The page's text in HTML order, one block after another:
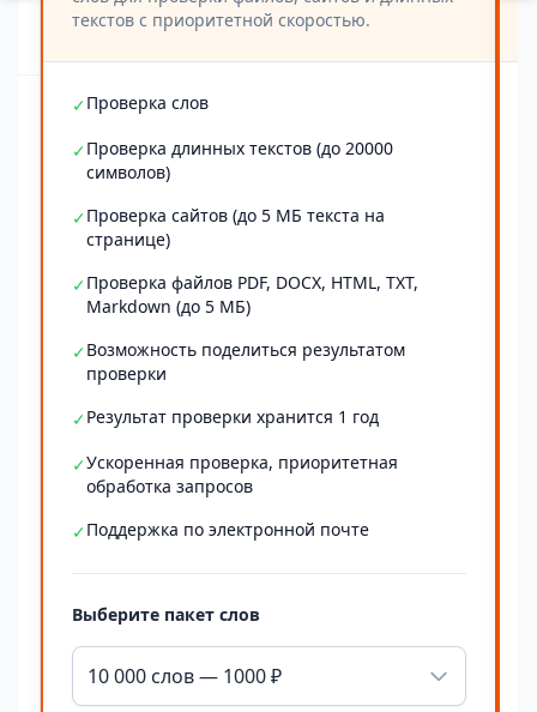
текстов с приоритетной скоростью.
✓Проверка слов
✓Проверка длинных текстов (до 20000
символов)
✓Проверка сайтов (до 5 МБ текста на
странице)
✓Проверка файлов PDF, DOCX, HTML, TXT,
Markdown (до 5 МБ)
✓Возможность поделиться результатом
проверки
✓Результат проверки хранится 1 год
✓Ускоренная проверка, приоритетная
обработка запросов
✓Поддержка по электронной почте
Выберите пакет слов
10 000 слов — 1000 ₽